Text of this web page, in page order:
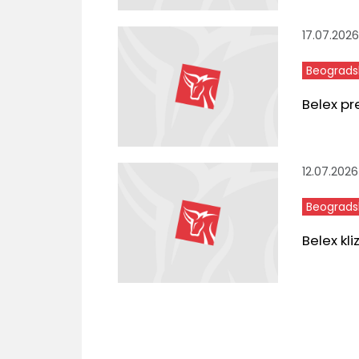
17.07.2026
Belex
12.07.2026
Belex